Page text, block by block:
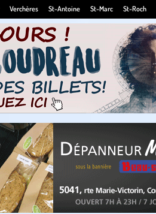
Verchères St-Antoine St-Marc St-Roch